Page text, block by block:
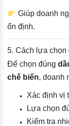
Giúp doanh
ổn định.
5. Cách lựa chọn
Để chọn đúng
chế biến, doanh
Xác định vị
Lựa chọn
Kiểm tra